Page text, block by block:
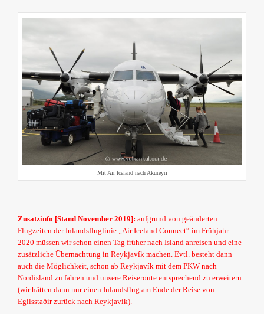
Mit Air Iceland nach Akureyri
Zusatzinfo [Stand November 2019]: aufgrund von geänderten
Flugzeiten der Inlandsfluglinie „Air Iceland Connect“ im Frühjahr
2020 müssen wir schon einen Tag früher nach Island anreisen und eine
zusätzliche Übernachtung in Reykjavík machen. Evtl. besteht dann
auch die Möglichkeit, schon ab Reykjavík mit dem PKW nach
Nordisland zu fahren und unsere Reiseroute entsprechend zu erweitern
(wir hätten dann nur einen Inlandsflug am Ende der Reise von
Egilsstaðir zurück nach Reykjavík).